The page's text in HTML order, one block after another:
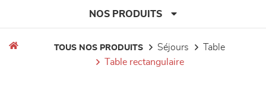
NOS PRODUITS
TOUS NOS PRODUITS séjours
table
table rectangulaire